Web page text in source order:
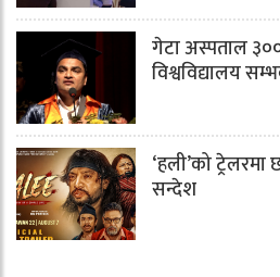
गेटा अस्पताल
विश्वविद्यालय
‘हली’को
सन्देश